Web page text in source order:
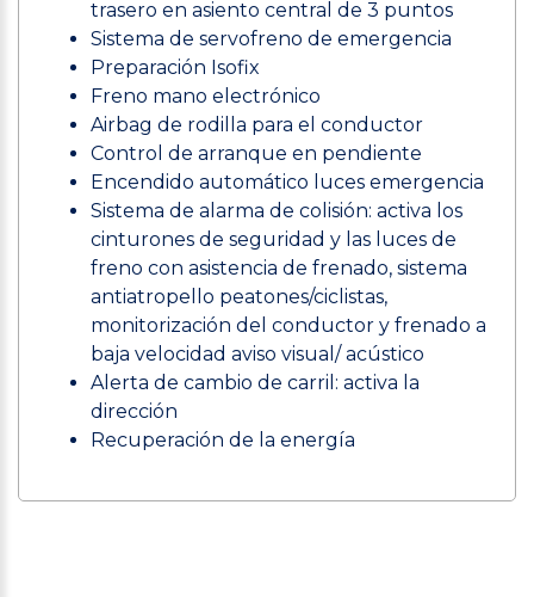
trasero en asiento central de 3 puntos
Sistema de servofreno de emergencia
Preparación Isofix
Freno mano electrónico
Airbag de rodilla para el conductor
Control de arranque en pendiente
Encendido automático luces emergencia
Sistema de alarma de colisión: activa los
cinturones de seguridad y las luces de
freno con asistencia de frenado, sistema
antiatropello peatones/ciclistas,
monitorización del conductor y frenado a
baja velocidad aviso visual/ acústico
Alerta de cambio de carril: activa la
dirección
Recuperación de la energía